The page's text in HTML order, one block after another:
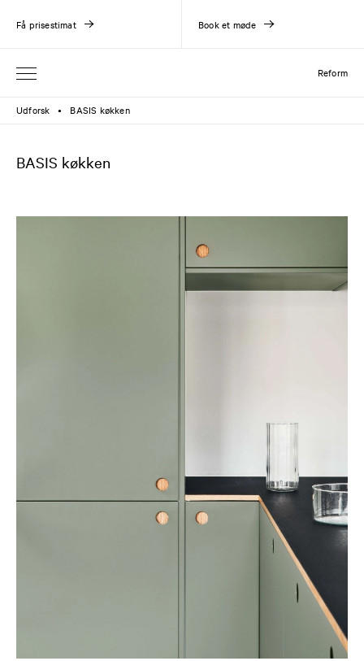
Reform
Få prisestimat Book et møde
Udforsk ● BASIS køkken
BASIS køkken